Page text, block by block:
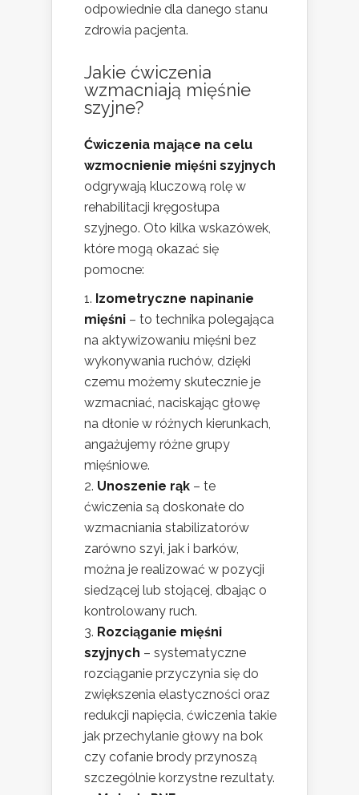
odpowiednie dla danego stanu
zdrowia pacjenta.
Jakie ćwiczenia
wzmacniają mięśnie
szyjne?
Ćwiczenia mające na celu
wzmocnienie mięśni szyjnych
odgrywają kluczową rolę w
rehabilitacji kręgosłupa
szyjnego. Oto kilka wskazówek,
które mogą okazać się
pomocne:
Izometryczne napinanie
mięśni – to technika polegająca
na aktywizowaniu mięśni bez
wykonywania ruchów, dzięki
czemu możemy skutecznie je
wzmacniać, naciskając głowę
na dłonie w różnych kierunkach,
angażujemy różne grupy
mięśniowe.
Unoszenie rąk – te
ćwiczenia są doskonałe do
wzmacniania stabilizatorów
zarówno szyi, jak i barków,
można je realizować w pozycji
siedzącej lub stojącej, dbając o
kontrolowany ruch.
Rozciąganie mięśni
szyjnych – systematyczne
rozciąganie przyczynia się do
zwiększenia elastyczności oraz
redukcji napięcia, ćwiczenia takie
jak przechylanie głowy na bok
czy cofanie brody przynoszą
szczególnie korzystne rezultaty.